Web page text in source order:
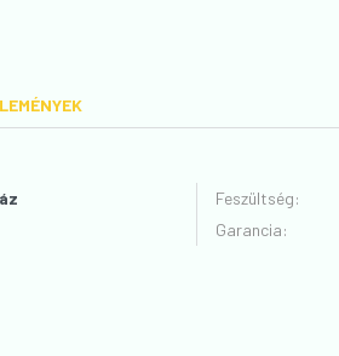
Feszültség:
Garancia: